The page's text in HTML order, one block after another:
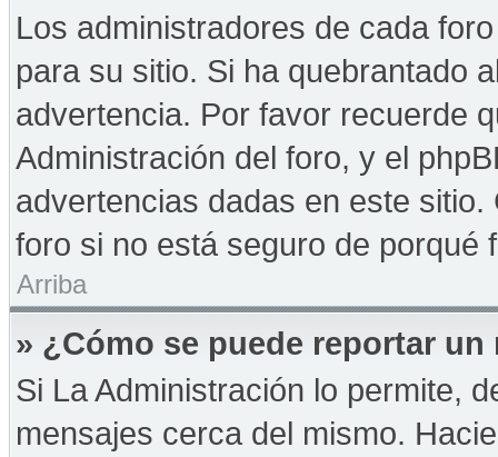
Los administradores de cada
para su sitio. Si ha quebrantado
advertencia. Por favor recuerde
Administración del foro, y el
advertencias dadas en este
foro si no está seguro de porqué
Arriba
» ¿Cómo se puede reportar
Si La Administración lo permite,
mensajes cerca del mismo.